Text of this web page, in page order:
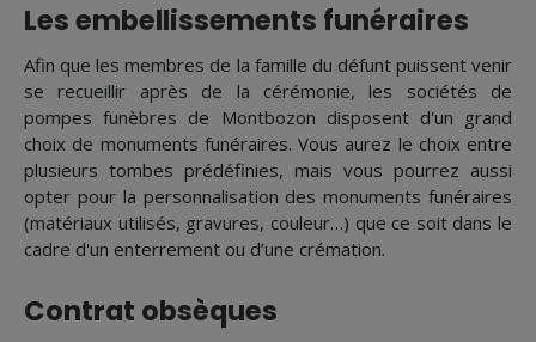
Les embellissements funéraires
Afin que les membres de la famille du défunt puissent venir
se recueillir après de la cérémonie, les sociétés de
pompes funèbres de Montbozon disposent d'un grand
choix de monuments funéraires. Vous aurez le choix entre
plusieurs tombes prédéfinies, mais vous pourrez aussi
opter pour la personnalisation des monuments funéraires
(matériaux utilisés, gravures, couleur…) que ce soit dans le
cadre d'un enterrement ou d’une crémation.
Contrat obsèques